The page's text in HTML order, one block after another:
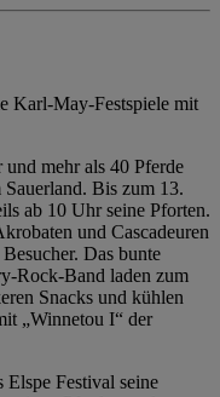
Karl-May-Festspiele mit
mehr als 40 Pferde
Bis zum 13.
ab 10 Uhr seine Pforten.
und Cascadeuren
Das bunte
Rock-Band laden zum
Snacks und kühlen
„Winnetou I“ der
Festival seine